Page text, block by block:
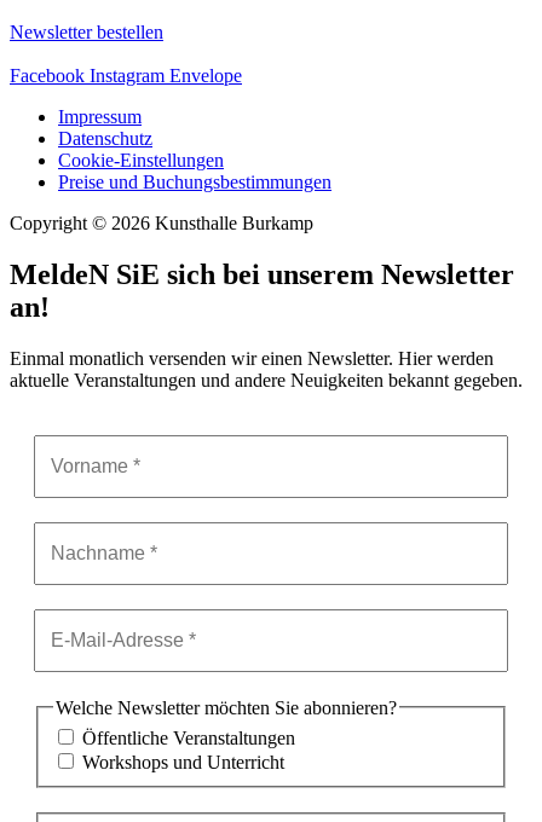
Newsletter bestellen
Facebook Instagram Envelope
Impressum
Datenschutz
Cookie-Einstellungen
Preise und Buchungsbestimmungen
Copyright © 2026 Kunsthalle Burkamp
MeldeN SiE sich bei unserem Newsletter
an!
Einmal monatlich versenden wir einen Newsletter. Hier werden
aktuelle Veranstaltungen und andere Neuigkeiten bekannt gegeben.
Welche Newsletter möchten Sie abonnieren?
Öffentliche Veranstaltungen
Workshops und Unterricht